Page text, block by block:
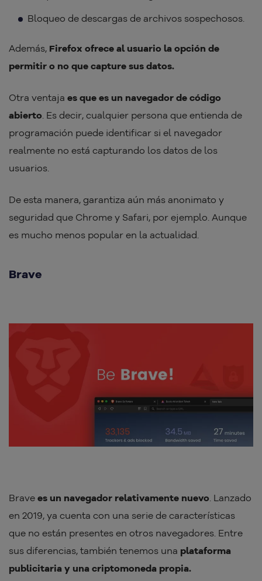
Bloqueo de descargas de archivos sospechosos.
Además, Firefox ofrece al usuario la opción de
permitir o no que capture sus datos.
Otra ventaja es que es un navegador de código
abierto . Es decir, cualquier persona que entienda de
programación puede identificar si el navegador
realmente no está capturando los datos de los
usuarios.
De esta manera, garantiza aún más anonimato y
seguridad que Chrome y Safari, por ejemplo. Aunque
es mucho menos popular en la actualidad.
Brave
Brave es un navegador relativamente nuevo. Lanzado
en 2019, ya cuenta con una serie de características
que no están presentes en otros navegadores. Entre
sus diferencias, también tenemos una plataforma
publicitaria y una criptomoneda propia.